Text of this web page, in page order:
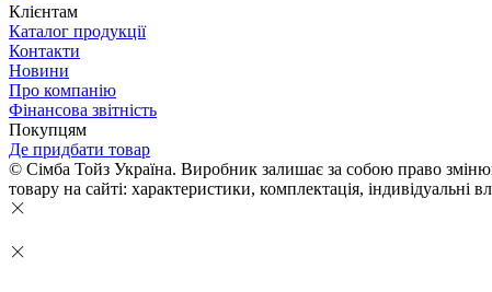
Клієнтам
Каталог продукції
Контакти
Новини
Про компанію
Фінансова звітність
Покупцям
Де придбати товар
© Сімба Тойз Україна. Виробник залишає за собою право
товару на сайті: характеристики, комплектація, індивідуальні